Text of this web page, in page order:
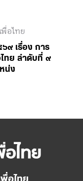
อไทย
๙ เรื่อง การ
ทย ลำดับที่ ๙
น่ง